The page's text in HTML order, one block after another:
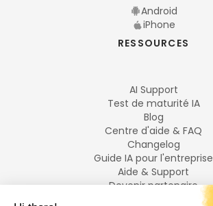
Android
iPhone
RESSOURCES
AI Support
Test de maturité IA
Blog
Centre d'aide & FAQ
Changelog
Guide IA pour l'entreprise
Aide & Support
Devenir partenaire